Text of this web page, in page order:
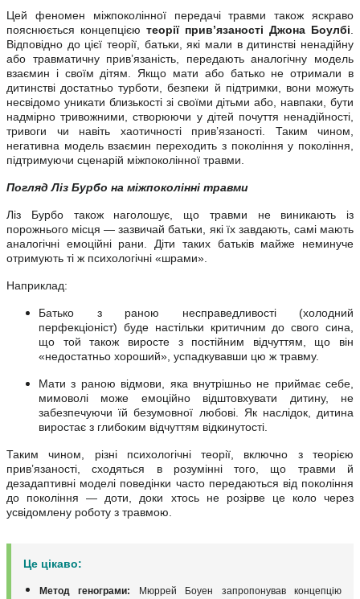
Цей феномен міжпоколінної передачі травми також яскраво
пояснюється концепцією теорії прив’язаності Джона Боулбі
Відповідно до цієї теорії, батьки, які мали в дитинстві ненадійну
або травматичну прив’язаність, передають аналогічну модель
взаємин і своїм дітям. Якщо мати або батько не отримали в
дитинстві достатньо турботи, безпеки й підтримки, вони можуть
несвідомо уникати близькості зі своїми дітьми або, навпаки, бути
надмірно тривожними, створюючи у дітей почуття ненадійності,
тривоги чи навіть хаотичності прив’язаності. Таким чином,
негативна модель взаємин переходить з покоління у покоління,
підтримуючи сценарій міжпоколінної травми.
Погляд Ліз Бурбо на міжпоколінні травми
Ліз Бурбо також наголошує, що травми не виникають із
порожнього місця — зазвичай батьки, які їх завдають, самі мають
аналогічні емоційні рани. Діти таких батьків майже неминуче
отримують ті ж психологічні «шрами».
Наприклад:
Батько з раною несправедливості (холодний
перфекціоніст) буде настільки критичним до свого сина,
що той також виросте з постійним відчуттям, що він
«недостатньо хороший», успадкувавши цю ж травму.
Мати з раною відмови, яка внутрішньо не приймає себе,
мимоволі може емоційно відштовхувати дитину, не
забезпечуючи їй безумовної любові. Як наслідок, дитина
виростає з глибоким відчуттям відкинутості.
Таким чином, різні психологічні теорії, включно з теорією
прив’язаності, сходяться в розумінні того, що травми й
дезадаптивні моделі поведінки часто передаються від покоління
до покоління — доти, доки хтось не розірве це коло через
усвідомлену роботу з травмою.
Це цікаво:
Метод генограми:
Мюррей Боуен запропонував концепцію